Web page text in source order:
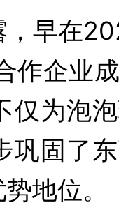
早在
作企业
仅为泡
巩固了
地位。